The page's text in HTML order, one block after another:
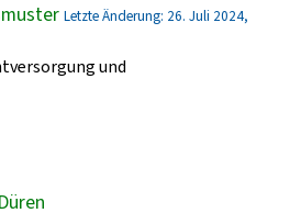
Letzte Änderung: 26. Juli 2024,
und